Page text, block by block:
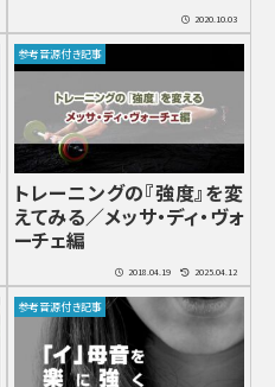
2020.10.03
参考音源付き記事
トレーニングの『強度』を変
えてみる／メッサ・ディ・ヴォ
ーチェ編
2018.04.19 2025.04.12
参考音源付き記事